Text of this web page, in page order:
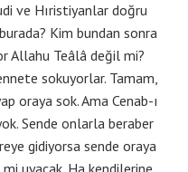
ve Hıristiyanlar doğru
Kim bundan sonra
Allahu Teâlâ değil mi?
sokuyorlar. Tamam,
oraya sok. Ama Cenab-ı
Sende onlarla beraber
gidiyorsa sende oraya
uyacak. Ha kendilerine